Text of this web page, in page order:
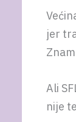
jer
Ali
nije